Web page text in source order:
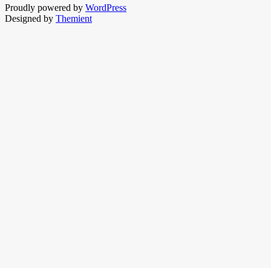
Proudly powered by WordPress
Designed by Themient